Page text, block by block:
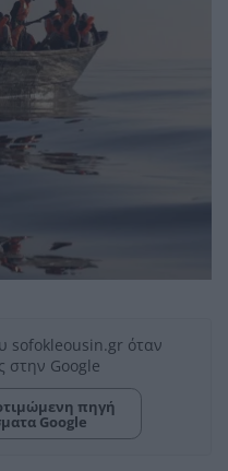
sofokleousin.gr όταν
στην Google
πηγή
Google